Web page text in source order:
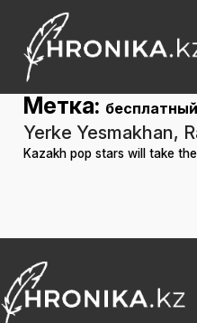
Метка:
Yerke Yesmakhan,
Kazakh pop stars will take